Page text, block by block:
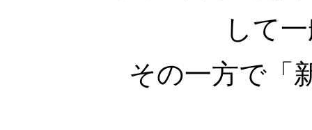
して
その一方で「